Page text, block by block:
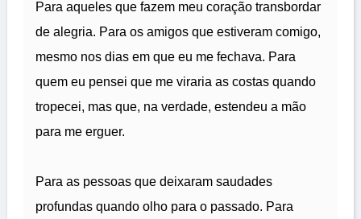
Para aqueles que fazem meu coração transbordar
de alegria. Para os amigos que estiveram comigo,
mesmo nos dias em que eu me fechava. Para
quem eu pensei que me viraria as costas quando
tropecei, mas que, na verdade, estendeu a mão
para me erguer.
Para as pessoas que deixaram saudades
profundas quando olho para o passado. Para